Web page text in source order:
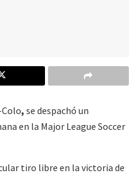
, se despachó un
en la Major League Soccer
tiro libre en la victoria de